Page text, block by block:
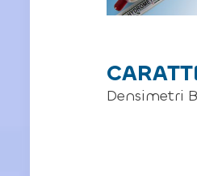
Densimetri